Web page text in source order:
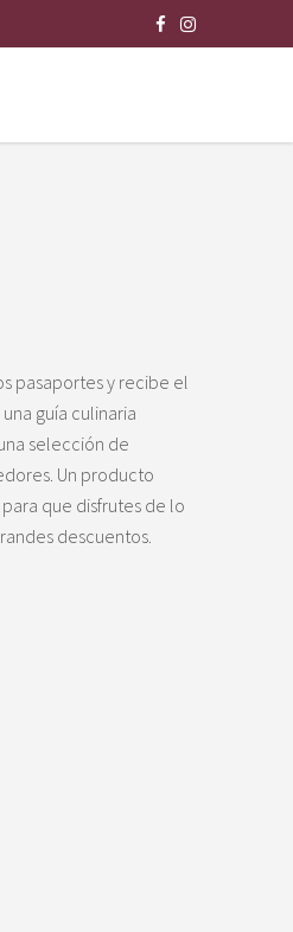
pasaportes y recibe el
guía culinaria
selección de
Un producto
que disfrutes de lo
descuentos.